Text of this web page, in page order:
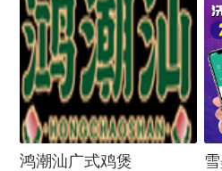
鸿潮汕广式鸡煲